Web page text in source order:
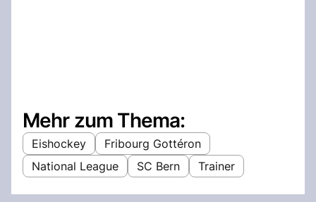
Mehr zum Thema:
Eishockey
Fribourg Gottéron
National League
SC Bern Trainer